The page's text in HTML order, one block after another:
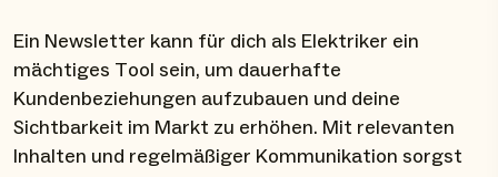
Ein Newsletter kann für dich als Elektriker ein
mächtiges Tool sein, um dauerhafte
Kundenbeziehungen aufzubauen und deine
Sichtbarkeit im Markt zu erhöhen. Mit relevanten
Inhalten und regelmäßiger Kommunikation sorgst